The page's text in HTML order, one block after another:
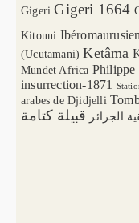
Gigeri Gigeri 1664
Kitouni Ibéromaurusien
(Ucutamani) Ketâma
Mundet Africa Philippe
insurrection-1871
arabes de Djidjelli
الجزائر قبيلة كتامة